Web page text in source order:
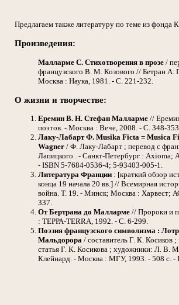
Предлагаем также литературу по теме из фонда
Произведения:
Малларме С. Стихотворения в прозе /
французского В. М. Козового // Бетран А.
Москва : Наука, 1981. - С. 221-232.
О жизни и творчестве:
Еремин В. Н. Стефан Малларме //
поэтов. - Москва : Вече, 2008. - С. 348-
Лаку-Лабарт Ф. Musika Ficta = Musica
Wagner / Ф. Лаку-Лабарт ; перевод с
Лапицкого . - Санкт-Петербург : Axioma;
- ISBN 5-7684-0536-4; 5-93403-005-1.
Литература Франции : [краткий обзор
конца 19 начала 20 вв.] // Всемирная
война. Т. 19. - Минск; Москва : Харвест;
337.
От Бертрана до Малларме // Пророки и
: ТЕРРА-TERRA, 1992. - С. 6-299.
Поэзия французского символизма :
Мальдорора / составитель Г. К. Косиков ;
статья Г. К. Косикова ; художники: Л. В.
Клейнард. - Москва : МГУ, 1993. - 508 с. -